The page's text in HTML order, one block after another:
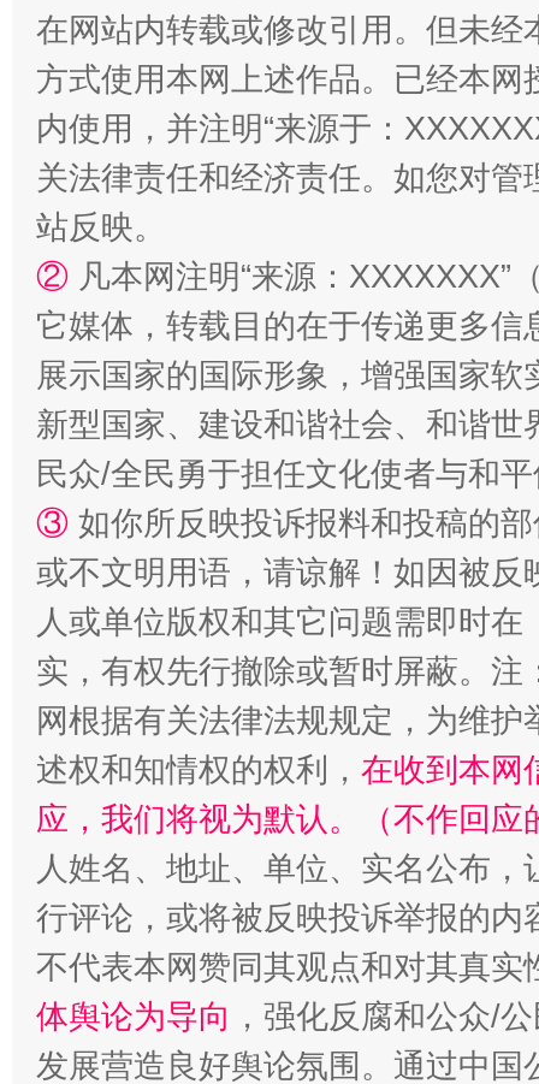
站台名比不上好声名
漫山遍野的桃花与雪山、麦地、白藏房 除
在网站内转载或修改引用。但未
方式使用本网上述作品。已经本
内使用，并注明“来源于：
关法律责任和经济责任。如您对
站反映。
② 凡本网注明“来源：
它媒体，转载目的在于传递更多
展示国家的国际形象，增强国家
新型国家、建设和谐社会、和谐
民众/全民勇于担任文化使者与和
③ 如你所反映投诉报料和投稿的
或不文明用语，请谅解！如因被
人或单位版权和其它问题需即时在
实，有权先行撤除或暂时屏蔽。
网根据有关法律法规规定，为维
述权和知情权的权利， 在收到本网
应，我们将视为默认。（不作回应
人姓名、地址、单位、实名公布
行评论，或将被反映投诉举报的
不代表本网赞同其观点和对其真实
体舆论为导向 ，强化反腐和公众/
发展营造良好舆论氛围。通过中